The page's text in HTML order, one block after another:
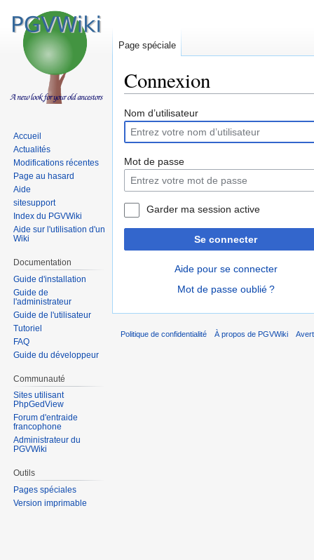
Connexion
Sauter
la
navigation
Sauter
la
recherche
Nom d’utilisateur
Mot de passe
Garder ma session active
Se connecter
Aide pour se connecter
Mot de passe oublié ?
Page spéciale
Accueil
Actualités
Modifications récentes
Page au hasard
Aide
sitesupport
Index du PGVWiki
Aide sur l'utilisation d'un
Wiki
Documentation
Guide d'installation
Guide de
l'administrateur
Guide de l'utilisateur
Tutoriel
FAQ
Guide du développeur
Communauté
Sites utilisant
PhpGedView
Forum d'entraide
francophone
Administrateur du
PGVWiki
Outils
Pages spéciales
Version imprimable
Politique de confidentialité À propos de PGVWiki